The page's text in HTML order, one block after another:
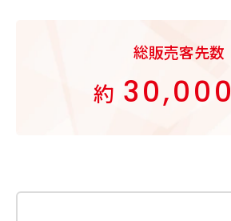
総販売客先数
約 30,000